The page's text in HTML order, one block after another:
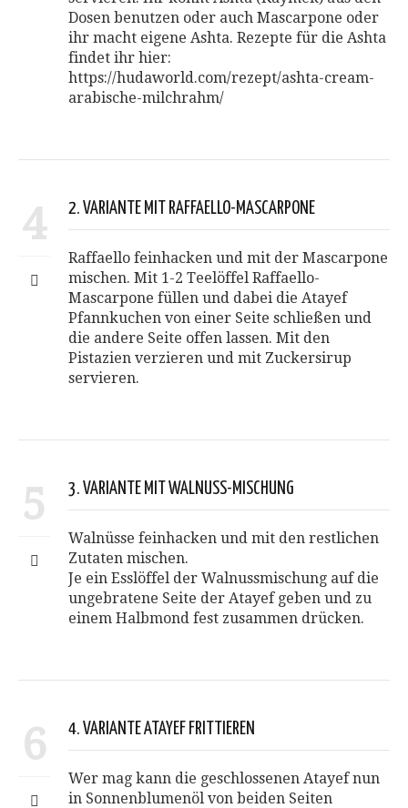
Dosen benutzen oder auch Mascarpone oder
ihr macht eigene Ashta. Rezepte für die Ashta
findet ihr hier:
https://hudaworld.com/rezept/ashta-cream-
arabische-milchrahm/
4 2. VARIANTE MIT RAFFAELLO-MASCARPONE
Raffaello feinhacken und mit der Mascarpone
mischen. Mit 1-2 Teelöffel Raffaello-
Mascarpone füllen und dabei die Atayef
Pfannkuchen von einer Seite schließen und
die andere Seite offen lassen. Mit den
Pistazien verzieren und mit Zuckersirup
servieren.
5 3. VARIANTE MIT WALNUSS-MISCHUNG
Walnüsse feinhacken und mit den restlichen
Zutaten mischen.
Je ein Esslöffel der Walnussmischung auf die
ungebratene Seite der Atayef geben und zu
einem Halbmond fest zusammen drücken.
6 4. VARIANTE ATAYEF FRITTIEREN
Wer mag kann die geschlossenen Atayef nun
in Sonnenblumenöl von beiden Seiten